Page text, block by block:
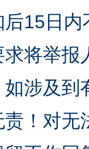
后15日
将举
涉及
！对